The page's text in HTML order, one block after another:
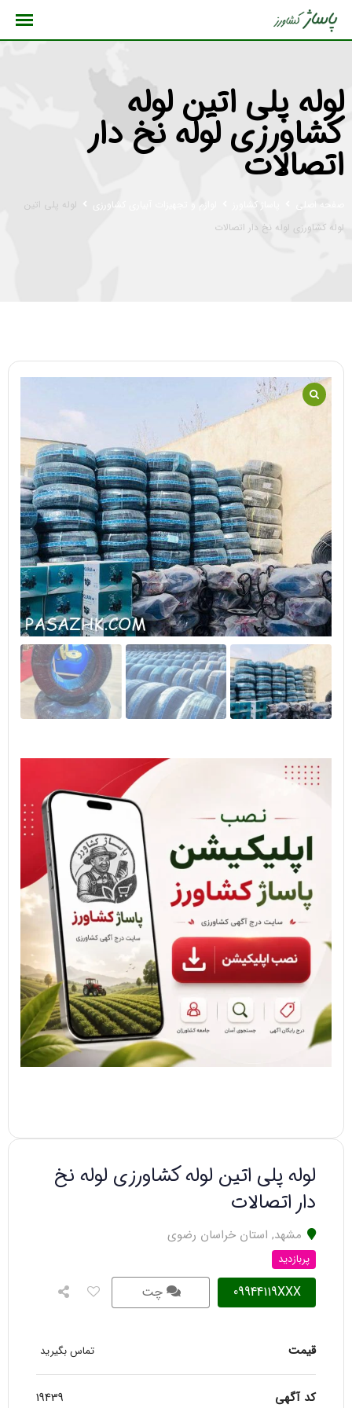
پرش
لوله پلی اتین لوله
کشاورزی لوله نخ دار
اتصالات
صفحه اصلی پاساژ کشاورز لوازم و تجهیزات آبیاری کشاورزی
لوله پلی اتین
لوله کشاورزی لوله نخ دار اتصالات
لوله پلی اتین لوله کشاورزی لوله نخ
دار اتصالات
مشهد, استان خراسان رضوی
پربازدید
09944119XXX چت
قیمت تماس بگیرید
کد آگهی 19439